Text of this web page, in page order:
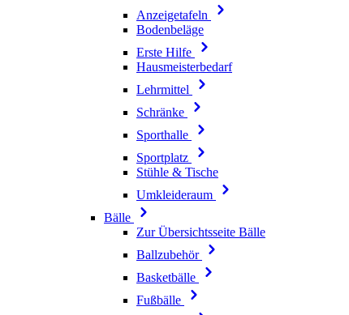
Anzeigetafeln
Bodenbeläge
Erste Hilfe
Hausmeisterbedarf
Lehrmittel
Schränke
Sporthalle
Sportplatz
Stühle & Tische
Umkleideraum
Bälle
Zur Übersichtsseite Bälle
Ballzubehör
Basketbälle
Fußbälle